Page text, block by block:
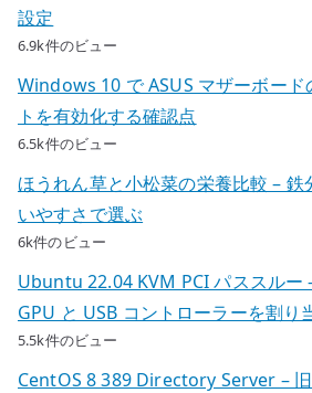
設定
6.9k件のビュー
Windows 10 で ASUS マザーボード
トを有効化する確認点
6.5k件のビュー
ほうれん草と小松菜の栄養比較 – 鉄
いやすさで選ぶ
6k件のビュー
Ubuntu 22.04 KVM PCI パススルー
GPU と USB コントローラーを割り
5.5k件のビュー
CentOS 8 389 Directory Server –